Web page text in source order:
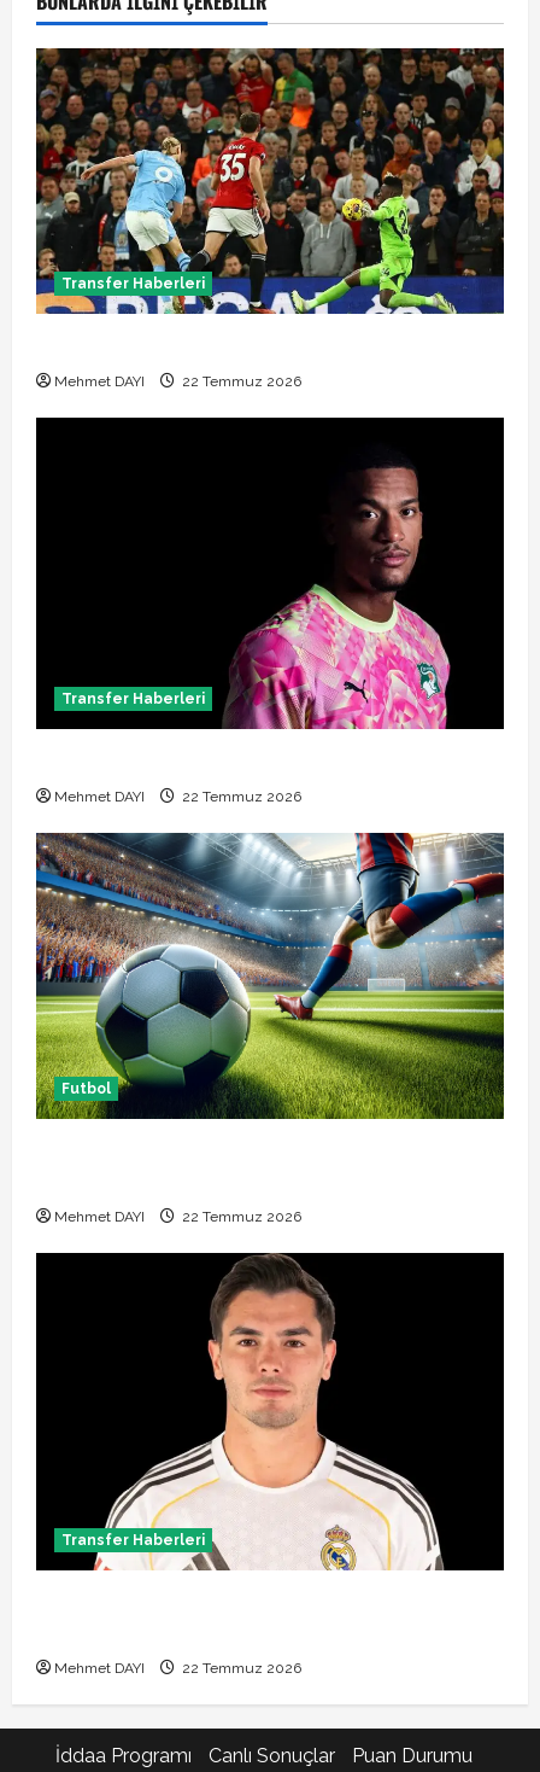
Transfer Haberleri
Mehmet DAYI 22 Temmuz 2026
Transfer Haberleri
Mehmet DAYI 22 Temmuz 2026
Futbol
Mehmet DAYI 22 Temmuz 2026
Transfer Haberleri
Mehmet DAYI 22 Temmuz 2026
İddaa Programı Canlı Sonuçlar
Puan Durumu